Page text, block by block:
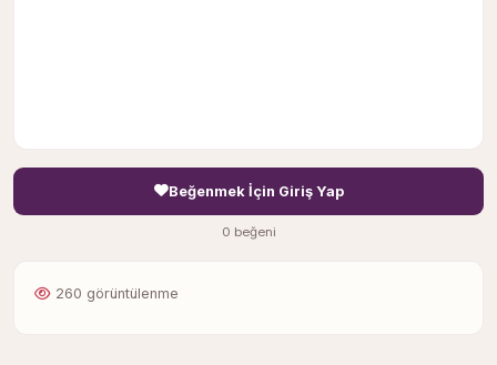
Beğenmek İçin Giriş Yap
0 beğeni
260 görüntülenme